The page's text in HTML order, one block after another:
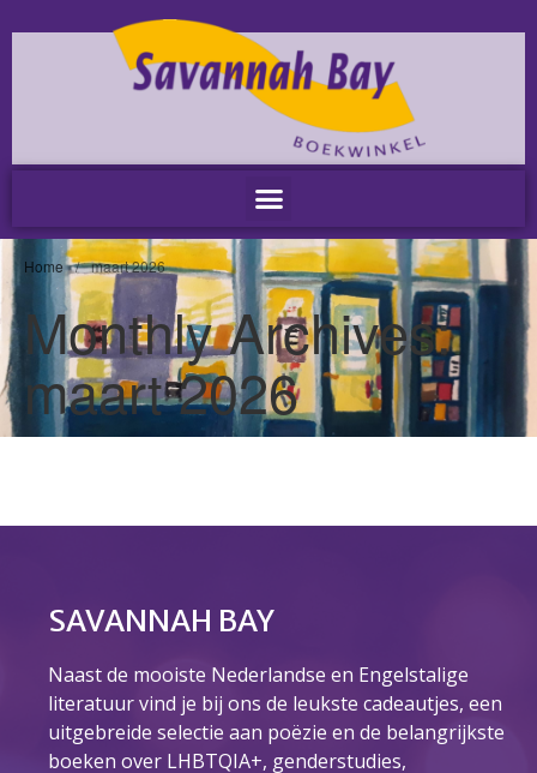
Home
Nieuws
Nieuws
Nieuwsbrieven
Podcast
Agenda
Summer Stories 2026
Zakelijk
Algemeen
Verkoop op locatie
Voor Medewerkers en Relaties
Verhuur
Stories of Belonging
Vacatures
Home / maart 2026
Monthly Archives:
maart 2026
SAVANNAH BAY
Naast de mooiste Nederlandse en Engelstalige
literatuur vind je bij ons de leukste cadeautjes, een
uitgebreide selectie aan poëzie en de belangrijkste
boeken over LHBTQIA+, genderstudies,